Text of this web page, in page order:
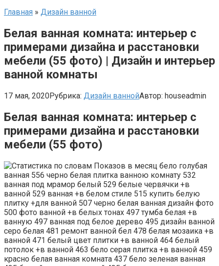
Главная » Дизайн ванной
Белая ванная комната: интерьер с
примерами дизайна и расстановки
мебели (55 фото) | Дизайн и интерьер
ванной комнаты
17 мая, 2020Рубрика: Дизайн ваннойАвтор: houseadmin
Белая ванная комната: интерьер с
примерами дизайна и расстановки
мебели (55 фото)